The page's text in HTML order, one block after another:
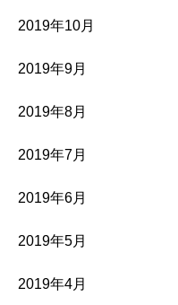
2019年10月
2019年9月
2019年8月
2019年7月
2019年6月
2019年5月
2019年4月